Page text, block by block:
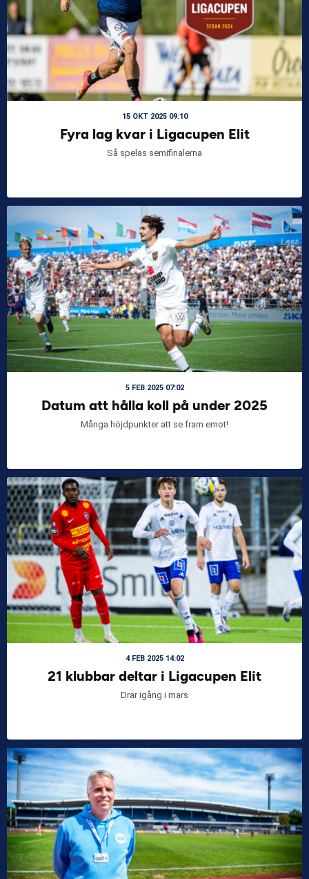
15 OKT 2025 09:10
Fyra lag kvar i Ligacupen Elit
Så spelas semifinalerna
5 FEB 2025 07:02
Datum att hålla koll på under 2025
Många höjdpunkter att se fram emot!
4 FEB 2025 14:02
21 klubbar deltar i Ligacupen Elit
Drar igång i mars